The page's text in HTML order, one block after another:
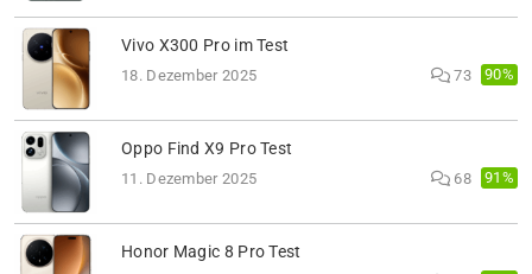
Vivo X300 Pro im Test
18. Dezember 2025 73 90%
Oppo Find X9 Pro Test
11. Dezember 2025 68 91%
Honor Magic 8 Pro Test